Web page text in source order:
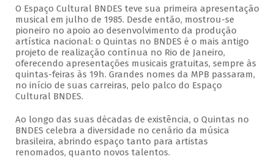
O Espaço Cultural BNDES teve sua primeira apresentação
musical em julho de 1985. Desde então, mostrou-se
pioneiro no apoio ao desenvolvimento da produção
artística nacional: o Quintas no BNDES é o mais antigo
projeto de realização contínua no Rio de Janeiro,
oferecendo apresentações musicais gratuitas, sempre às
quintas-feiras às 19h. Grandes nomes da MPB passaram,
no início de suas carreiras, pelo palco do Espaço
Cultural BNDES.
Ao longo das suas décadas de existência, o Quintas no
BNDES celebra a diversidade no cenário da música
brasileira, abrindo espaço tanto para artistas
renomados, quanto novos talentos.